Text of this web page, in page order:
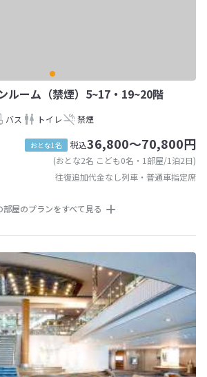
ルーム（禁煙）5~17・19~20階
バス トイレ 禁煙
おとな1名 税込36,800～70,800円
(おとな2名 こども0名・1部屋/1泊2日)
往復追加代金なし列車・普通車指定席
部屋のプランをすべて見る